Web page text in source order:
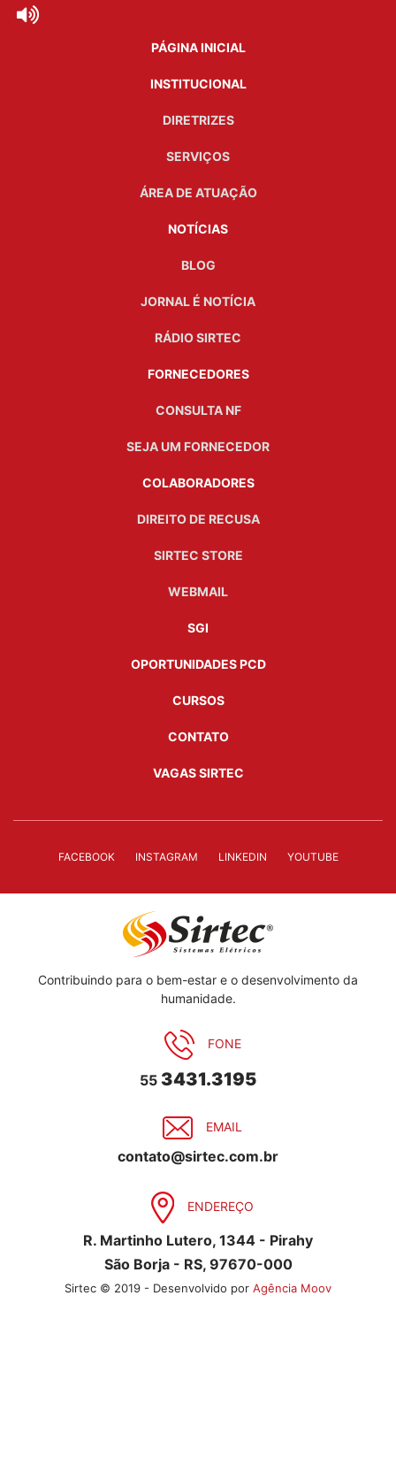
PÁGINA INICIAL
INSTITUCIONAL
DIRETRIZES
SERVIÇOS
ÁREA DE ATUAÇÃO
NOTÍCIAS
BLOG
JORNAL É NOTÍCIA
RÁDIO SIRTEC
FORNECEDORES
CONSULTA NF
SEJA UM FORNECEDOR
COLABORADORES
DIREITO DE RECUSA
SIRTEC STORE
WEBMAIL
SGI
OPORTUNIDADES PCD
CURSOS
CONTATO
VAGAS SIRTEC
FACEBOOK INSTAGRAM LINKEDIN YOUTUBE
Contribuindo para o bem-estar e o desenvolvimento da
humanidade.
FONE
55 3431.3195
EMAIL
contato@sirtec.com.br
ENDEREÇO
R. Martinho Lutero, 1344 - Pirahy
São Borja - RS, 97670-000
Sirtec © 2019 - Desenvolvido por Agência Moov